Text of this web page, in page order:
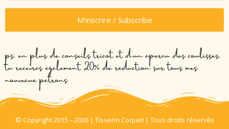
M'inscrire / Subscribe
ps: en plus de conseils tricot et d’un aperçu des coulisses,
tu recevras également 20% de réduction sur tous mes
nouveaux patrons
© Copyright 2015 – 2026 | Tisserin Coquet | Tous droits réservés